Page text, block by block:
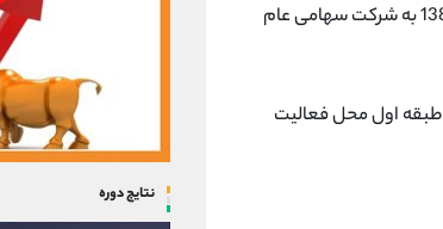
ثبت شرکتها و مالکیت صنعتی تهران به ثبت رسیده است. شرکت در تاریخ 18 /04 /1380 به شرکت سهامی عام
اصلی شرکت در تهران: خیابان دکتر شریعتی- بن بست شریفی- پلاک 7- طبقه اول محل فعالیت
نتایج دوره